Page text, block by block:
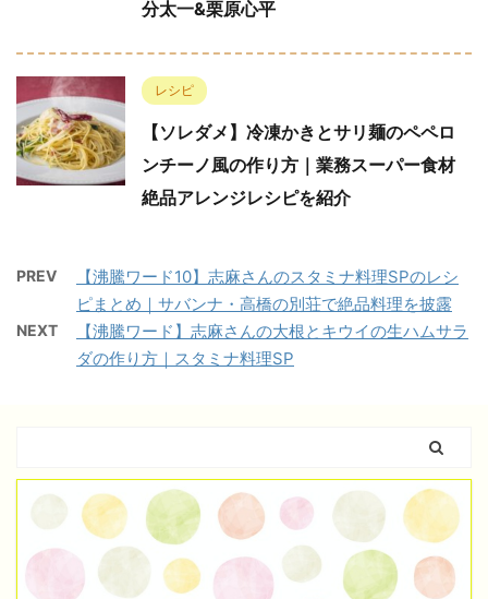
分太一&栗原心平
レシピ
【ソレダメ】冷凍かきとサリ麺のペペロ
ンチーノ風の作り方｜業務スーパー食材
絶品アレンジレシピを紹介
PREV
【沸騰ワード10】志麻さんのスタミナ料理SPのレシ
ピまとめ｜サバンナ・高橋の別荘で絶品料理を披露
NEXT
【沸騰ワード】志麻さんの大根とキウイの生ハムサラ
ダの作り方｜スタミナ料理SP